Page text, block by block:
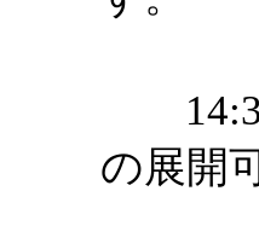
(当
14:30
の展開
「理